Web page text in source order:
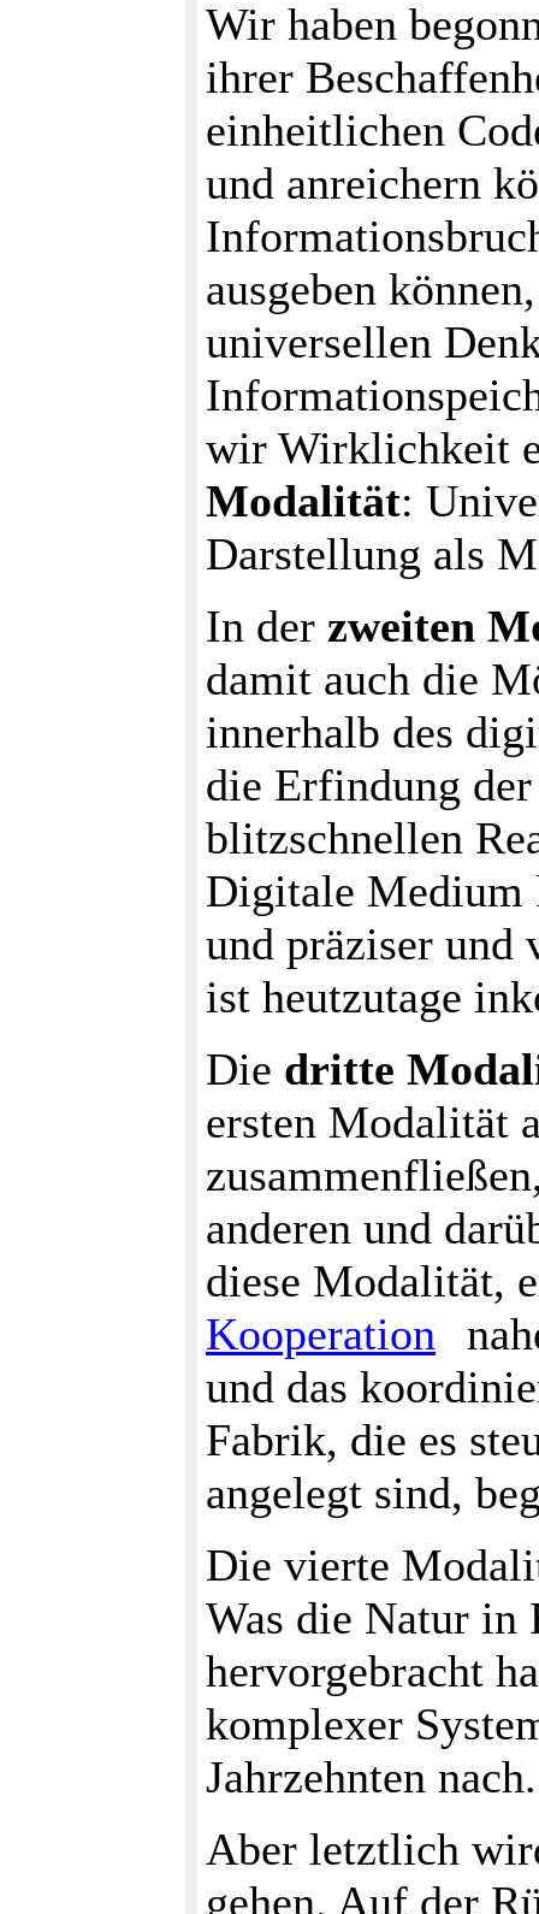
Wir haben
ihrer
einheitlichen
und anreichern
ausgeben
universellen
wir Wirklichkeit
Modalität:
Darstellung als
In der zweiten
damit auch die
innerhalb des
die Erfindung
blitzschnellen
Digitale Medium
und präziser und
ist heutzutage
Die dritte
ersten Modalität
anderen und
diese Modalität,
Kooperation
und das
Fabrik, die es
angelegt sind,
Die vierte
Was die Natur in
hervorgebracht
komplexer
Jahrzehnten
Aber letztlich
gehen. Auf der